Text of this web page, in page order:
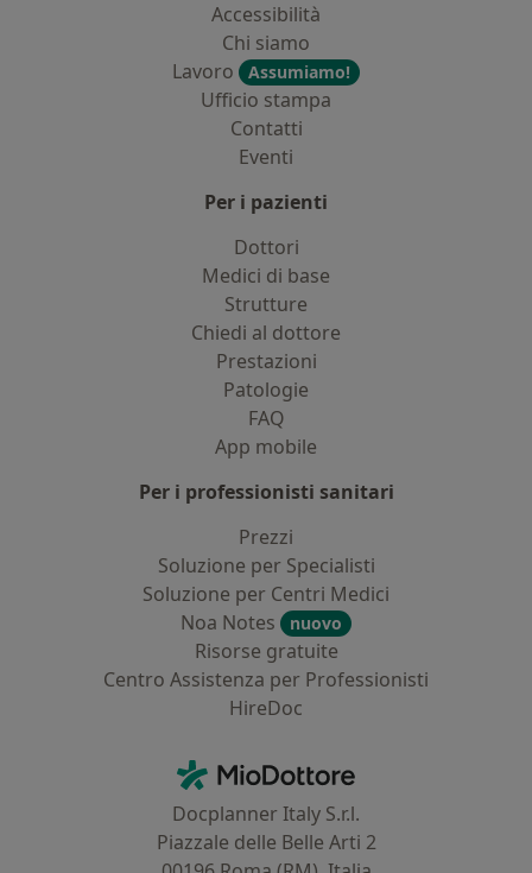
Accessibilità
Chi siamo
Lavoro
Assumiamo!
Ufficio stampa
Contatti
Eventi
Per i pazienti
Dottori
Medici di base
Strutture
Chiedi al dottore
Prestazioni
Patologie
FAQ
App mobile
Per i professionisti sanitari
Prezzi
Soluzione per Specialisti
Soluzione per Centri Medici
Noa Notes
nuovo
Risorse gratuite
Centro Assistenza per Professionisti
HireDoc
MioDottore - Homepage
Docplanner Italy S.r.l.
Piazzale delle Belle Arti 2